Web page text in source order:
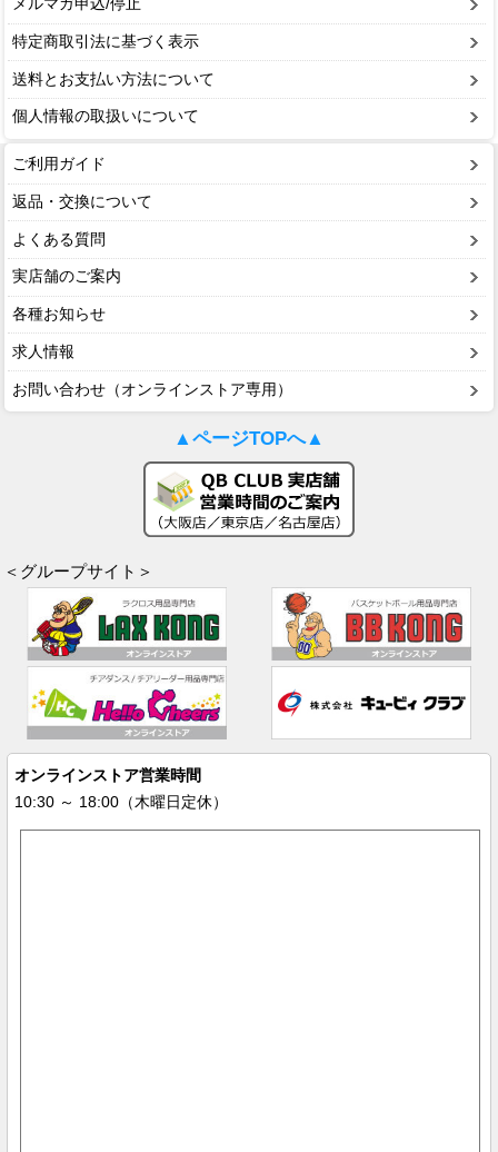
メルマガ申込/停止
特定商取引法に基づく表示
送料とお支払い方法について
個人情報の取扱いについて
ご利用ガイド
返品・交換について
よくある質問
実店舗のご案内
各種お知らせ
求人情報
お問い合わせ（オンラインストア専用）
▲ページTOPへ▲
＜グループサイト＞
オンラインストア営業時間
10:30 ～ 18:00（木曜日定休）